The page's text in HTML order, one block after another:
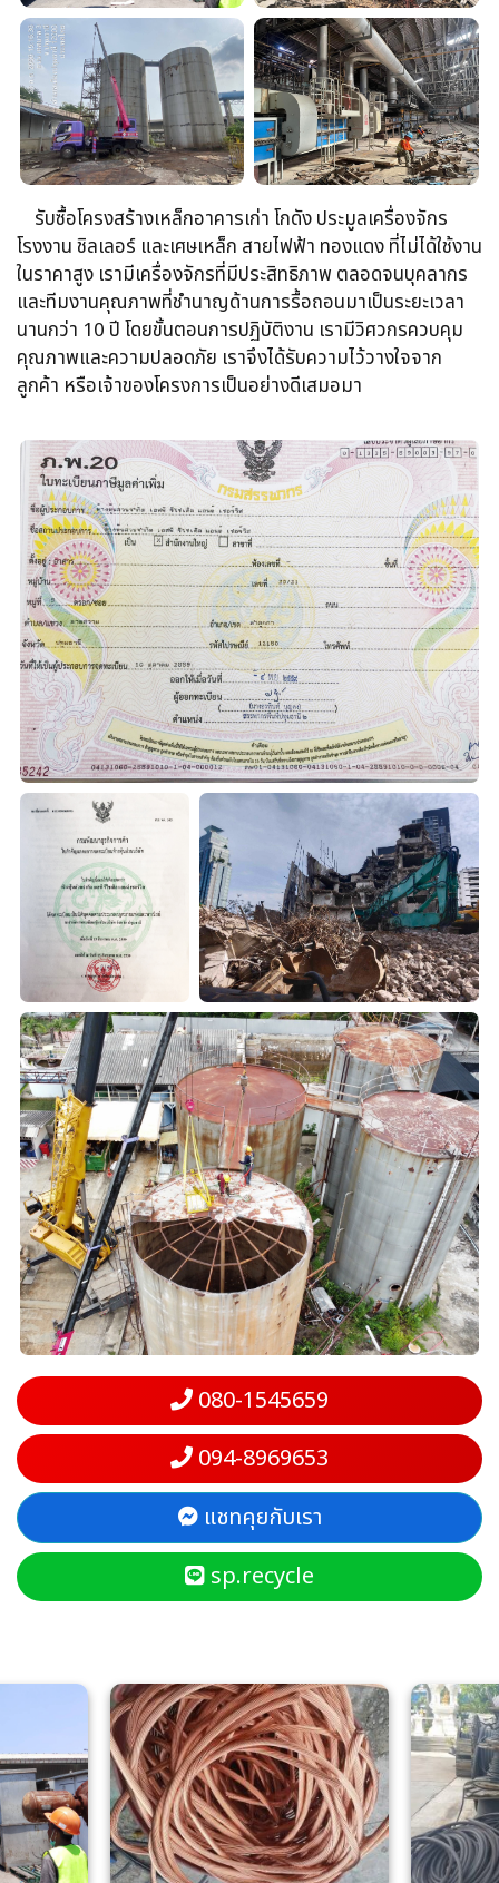
รับซื้อโครงสร้างเหล็กอาคารเก่า โกดัง ประมูลเครื่องจักร
โรงงาน ชิลเลอร์ และเศษเหล็ก สายไฟฟ้า ทองแดง ที่ไม่ได้ใช้งาน
ในราคาสูง เรามีเครื่องจักรที่มีประสิทธิภาพ ตลอดจนบุคลากร
และทีมงานคุณภาพที่ชำนาญด้านการรื้อถอนมาเป็นระยะเวลา
นานกว่า 10 ปี โดยขั้นตอนการปฏิบัติงาน เรามีวิศวกรควบคุม
คุณภาพและความปลอดภัย เราจึงได้รับความไว้วางใจจาก
ลูกค้า หรือเจ้าของโครงการเป็นอย่างดีเสมอมา
080-1545659
094-8969653
แชทคุยกับเรา
sp.recycle